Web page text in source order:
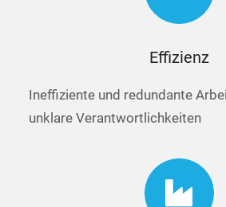
Effizienz
Ineffiziente und redundante
unklare Verantwortlichkeiten